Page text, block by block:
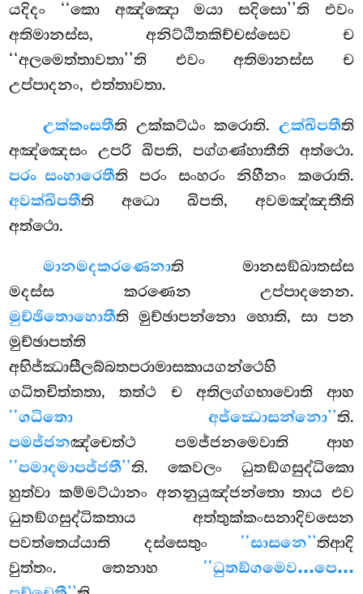
යදිදං ‘‘කො අඤ්ඤො මයා සදිසො’’ති එවං
අතිමානස්ස, අනිට්ඨිතකිච්චස්සෙව ච
‘‘අලමෙත්තාවතා’’ති එවං අතිමානස්ස ච
උප්පාදනං, එත්තාවතා.
උක්කංසතීති උක්කට්ඨං කරොති. උක්ඛිපතීති
අඤ්ඤෙසං උපරි ඛිපති, පග්ගණ්හාතීති අත්ථො.
පරං සංහාරෙතීති පරං සංහරං නිහීනං කරොති.
අවක්ඛිපතීති අධො ඛිපති, අවමඤ්ඤතීති
අත්ථො.
මානමදකරණෙනාති මානසඞ්ඛාතස්ස
මදස්ස කරණෙන උප්පාදනෙන.
මුච්ඡිතොහොතීති මුච්ඡාපන්නො හොති, සා පන
මුච්ඡාපත්ති
අභිජ්ඣාසීලබ්බතපරාමාසකායගන්ථෙහි
ගධිතචිත්තතා, තත්ථ ච අතිලග්ගභාවොති ආහ
‘‘ගධිතො අජ්ඣොසන්නො’’ති.
පමජ්ජනඤ්චෙත්ථ පමජ්ජනමෙවාති ආහ
‘‘පමාදමාපජ්ජතී’’ති. කෙවලං ධුතඞ්ගසුද්ධිකො
හුත්වා කම්මට්ඨානං අනනුයුඤ්ජන්තො තාය එව
ධුතඞ්ගසුද්ධිකතාය අත්තුක්කංසනාදිවසෙන
පවත්තෙය්යාති දස්සෙතුං ‘‘සාසනෙ’’තිආදි
වුත්තං. තෙනාහ ‘‘ධුතඞ්ගමෙව…පෙ…